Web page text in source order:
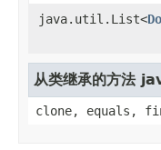
java.util.List<
从类继承的方法
clone, equals,